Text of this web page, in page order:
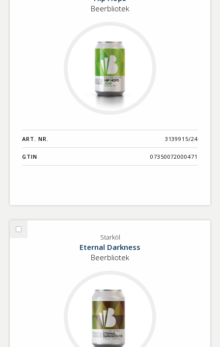
Beerbliotek
ART. NR. 3139915/24
GTIN 07350072000471
Välj
Starköl
Eternal Darkness
Beerbliotek